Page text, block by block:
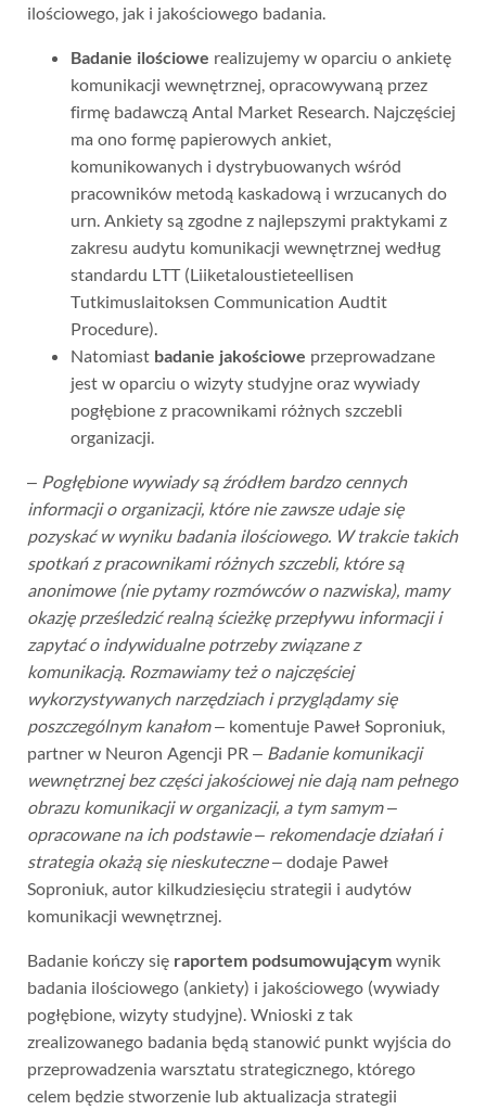
ilościowego, jak i jakościowego badania.
Badanie ilościowe realizujemy w oparciu o ankietę
komunikacji wewnętrznej, opracowywaną przez
firmę badawczą Antal Market Research. Najczęściej
ma ono formę papierowych ankiet,
komunikowanych i dystrybuowanych wśród
pracowników metodą kaskadową i wrzucanych do
urn. Ankiety są zgodne z najlepszymi praktykami z
zakresu audytu komunikacji wewnętrznej według
standardu LTT (Liiketaloustieteellisen
Tutkimuslaitoksen Communication Audtit
Procedure).
Natomiast badanie jakościowe przeprowadzane
jest w oparciu o wizyty studyjne oraz wywiady
pogłębione z pracownikami różnych szczebli
organizacji.
– Pogłębione wywiady są źródłem bardzo cennych
informacji o organizacji, które nie zawsze udaje się
pozyskać w wyniku badania ilościowego. W trakcie takich
spotkań z pracownikami różnych szczebli, które są
anonimowe (nie pytamy rozmówców o nazwiska), mamy
okazję prześledzić realną ścieżkę przepływu informacji i
zapytać o indywidualne potrzeby związane z
komunikacją. Rozmawiamy też o najczęściej
wykorzystywanych narzędziach i przyglądamy się
poszczególnym kanałom – komentuje Paweł Soproniuk,
partner w Neuron Agencji PR – Badanie komunikacji
wewnętrznej bez części jakościowej nie dają nam pełnego
obrazu komunikacji w organizacji, a tym samym –
opracowane na ich podstawie – rekomendacje działań i
strategia okażą się nieskuteczne – dodaje Paweł
Soproniuk, autor kilkudziesięciu strategii i audytów
komunikacji wewnętrznej.
Badanie kończy się raportem podsumowującym wynik
badania ilościowego (ankiety) i jakościowego (wywiady
pogłębione, wizyty studyjne). Wnioski z tak
zrealizowanego badania będą stanowić punkt wyjścia do
przeprowadzenia warsztatu strategicznego, którego
celem będzie stworzenie lub aktualizacja strategii